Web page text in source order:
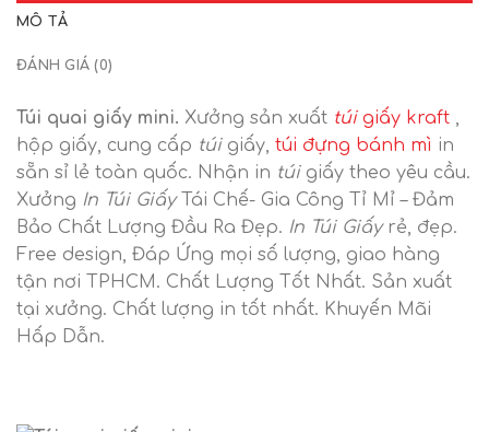
MÔ TẢ
ĐÁNH GIÁ (0)
Túi quai giấy mini. Xưởng sản xuất túigiấy kraft ,
hộp giấy, cung cấp túigiấy, túi đựng bánh mì in
sẵn sỉ lẻ toàn quốc. Nhận in túigiấy theo yêu cầu.
Xưởng In Túi GiấyTái Chế- Gia Công Tỉ Mỉ – Đảm
Bảo Chất Lượng Đầu Ra Đẹp. In Túi Giấyrẻ, đẹp.
Free design, Đáp Ứng mọi số lượng, giao hàng
tận nơi TPHCM. Chất Lượng Tốt Nhất. Sản xuất
tại xưởng. Chất lượng in tốt nhất. Khuyến Mãi
Hấp Dẫn.